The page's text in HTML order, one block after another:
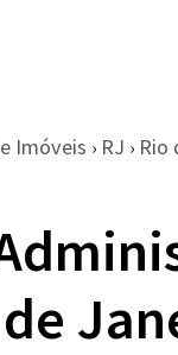
Imóveis › RJ › Rio